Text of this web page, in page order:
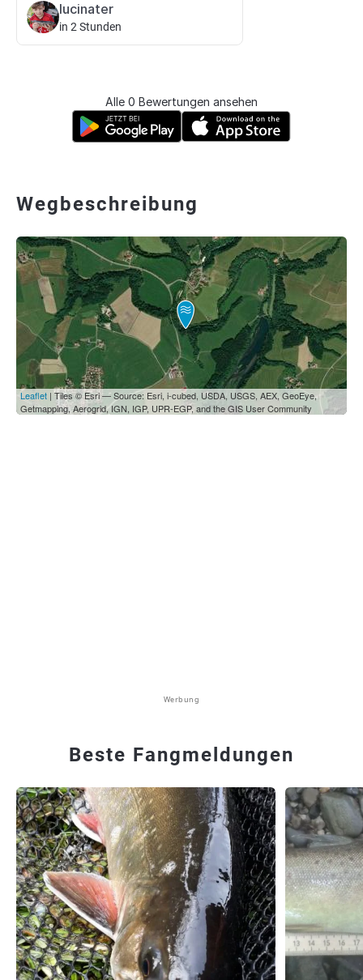
lucinater
in 2 Stunden
Alle 0 Bewertungen ansehen
Wegbeschreibung
Leaflet | Tiles © Esri — Source: Esri, i-cubed, USDA, USGS, AEX, GeoEye,
Getmapping, Aerogrid, IGN, IGP, UPR-EGP, and the GIS User Community
Werbung
Beste Fangmeldungen